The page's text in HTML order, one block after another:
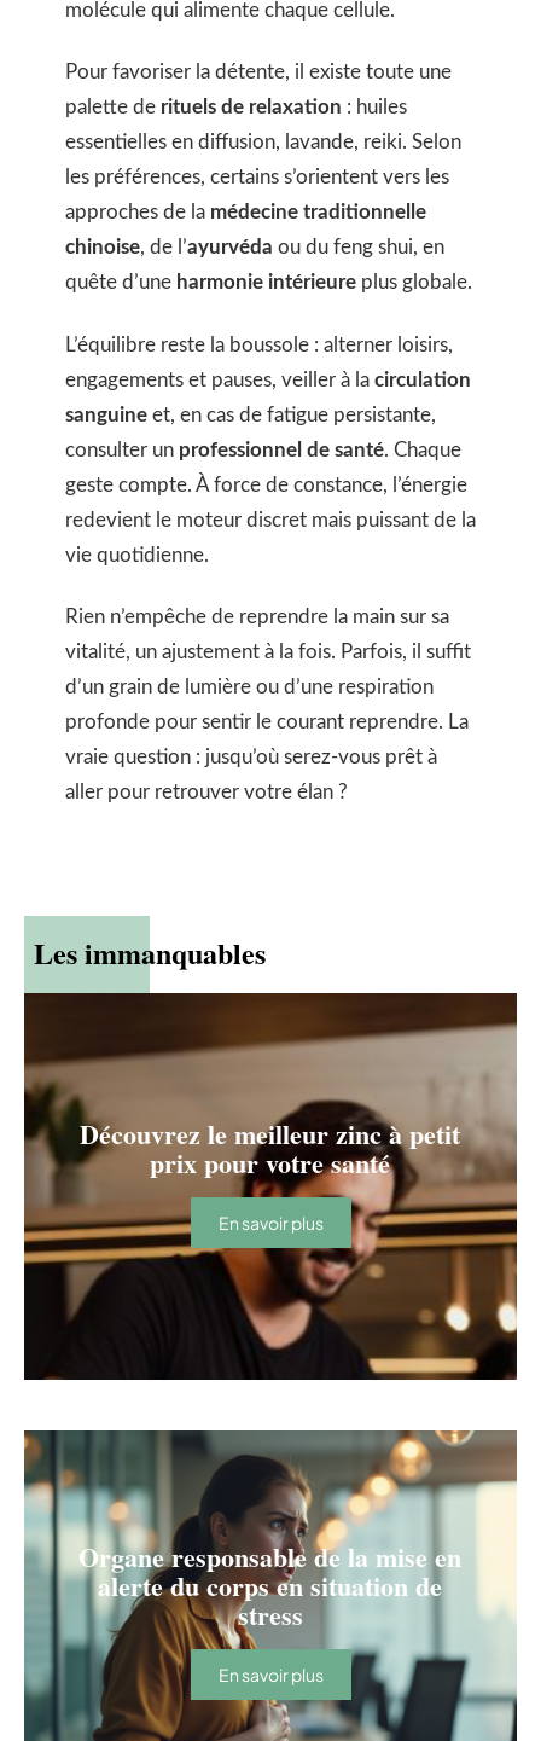
molécule qui alimente chaque cellule.
Pour favoriser la détente, il existe toute une
palette de rituels de relaxation : huiles
essentielles en diffusion, lavande, reiki. Selon
les préférences, certains s’orientent vers les
approches de la médecine traditionnelle
chinoise, de l’ayurvéda ou du feng shui, en
quête d’une harmonie intérieure plus globale.
L’équilibre reste la boussole : alterner loisirs,
engagements et pauses, veiller à la circulation
sanguine et, en cas de fatigue persistante,
consulter un professionnel de santé. Chaque
geste compte. À force de constance, l’énergie
redevient le moteur discret mais puissant de la
vie quotidienne.
Rien n’empêche de reprendre la main sur sa
vitalité, un ajustement à la fois. Parfois, il suffit
d’un grain de lumière ou d’une respiration
profonde pour sentir le courant reprendre. La
vraie question : jusqu’où serez-vous prêt à
aller pour retrouver votre élan ?
Les immanquables
Découvrez le meilleur zinc à petit
prix pour votre santé
En savoir plus
Organe responsable de la mise en
alerte du corps en situation de
stress
En savoir plus